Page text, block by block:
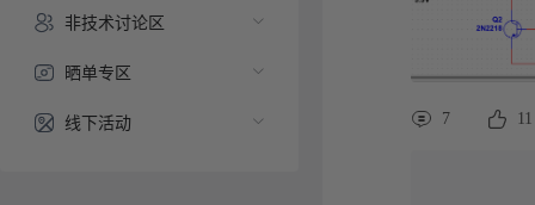
非技术讨论区
晒单专区
线下活动 7 11